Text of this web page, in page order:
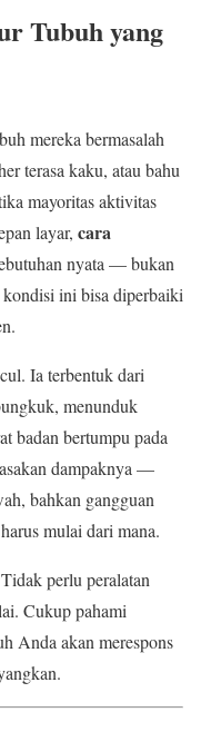
Tubuh yang
mereka bermasalah
terasa kaku, atau bahu
mayoritas aktivitas
layar, cara
nyata — bukan
ini bisa diperbaiki
Ia terbentuk dari
menunduk
badan bertumpu pada
dampaknya —
bahkan gangguan
mulai dari mana.
perlu peralatan
Cukup pahami
Anda akan merespons